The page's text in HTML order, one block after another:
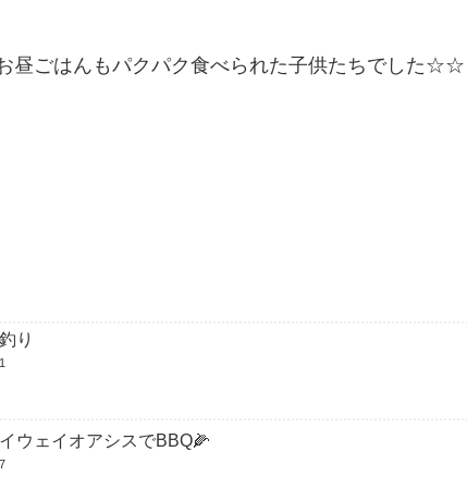
昼ごはんもパクパク食べられた子供たちでした☆☆
り
ウェイオアシスでBBQ🌽